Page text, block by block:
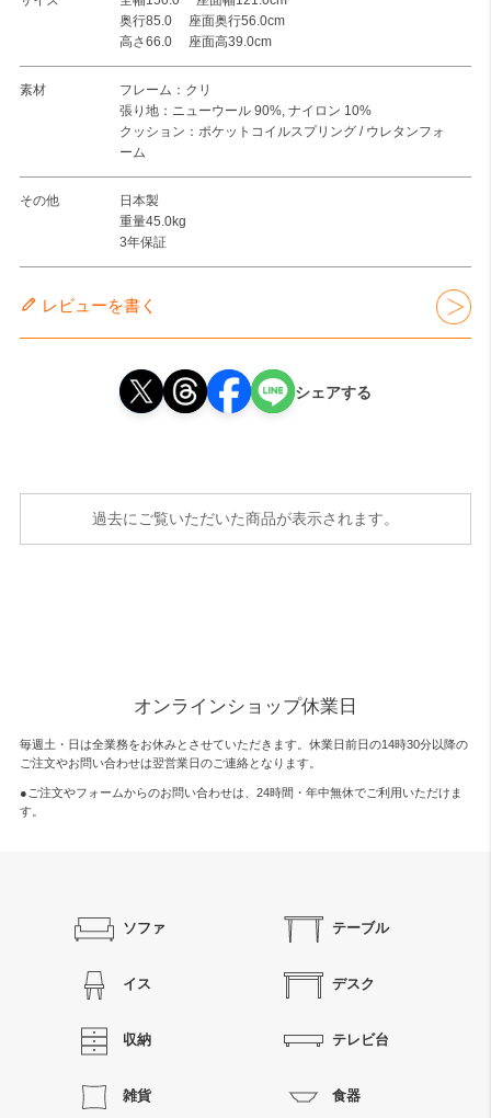
奥行85.0 座面奥行56.0cm
高さ66.0 座面高39.0cm
素材
フレーム：クリ
張り地：ニューウール 90%, ナイロン 10%
クッション：ポケットコイルスプリング / ウレタンフォ
ーム
その他
日本製
重量45.0kg
3年保証
レビューを書く
シェアする
過去にご覧いただいた商品が表示されます。
オンラインショップ休業日
毎週土・日は全業務をお休みとさせていただきます。休業日前日の14時30分以降の
ご注文やお問い合わせは翌営業日のご連絡となります。
●ご注文やフォームからのお問い合わせは、 24時間・年中無休でご利用いただけま
す。
ソファ テーブル
イス デスク
収納 テレビ台
雑貨 食器